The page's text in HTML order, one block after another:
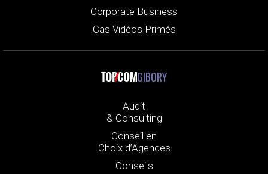
Corporate Business
Cas Vidéos Primés
GIBORY
Audit
& Consulting
Conseil en
Choix d’Agences
Conseils